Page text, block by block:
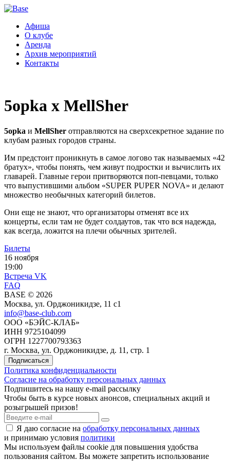
Афиша
О клубе
Аренда
Архив мероприятий
Контакты
5opka x MellSher
5opka и MellSher отправляются на сверхсекретное задание по
клубам разных городов страны.
Им предстоит проникнуть в самое логово так называемых «42
братух», чтобы понять, чем живут подростки и вычислить их
главарей. Главные герои притворяются поп-певцами, только
что выпустившими альбом «SUPER PUPER NOVA» и делают
множество необычных категорий билетов.
Они еще не знают, что организаторы отменят все их
концерты, если там не будет солдаутов, так что вся надежда,
как всегда, ложится на плечи обычных зрителей.
Билеты
16 ноября
19:00
Встреча VK
FAQ
BASE © 2026
Москва, ул. Орджоникидзе, 11 c1
info@base-club.com
ООО «БЭЙС-КЛАБ»
ИНН 9725104099
ОГРН 1227700793363
г. Москва, ул. Орджоникидзе, д. 11, стр. 1
Подписаться
Политика конфиденциальности
Согласие на обработку персональных данных
Подпишитесь на нашу e-mail рассылку
Чтобы быть в курсе новых анонсов, специальных акций и
розыгрышей призов!
Я даю согласие на обработку персональных данных
и принимаю условия политики
Мы используем файлы cookie для повышения удобства
пользования cайтом. Вы можете запретить использование